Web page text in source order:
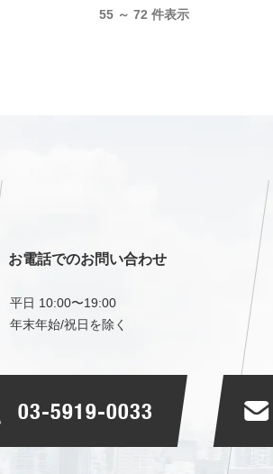
55 ～ 72 件表示
お電話でのお問い合わせ
平日 10:00〜19:00
年末年始/祝日を除く
03-5919-0033